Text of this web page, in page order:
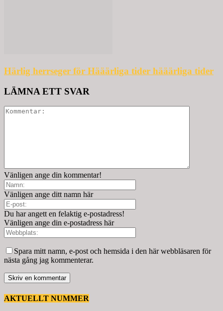
Härlig herrseger för Hääärliga tider hääärliga tider
LÄMNA ETT SVAR
Vänligen ange din kommentar!
Vänligen ange ditt namn här
Du har angett en felaktig e-postadress!
Vänligen ange din e-postadress här
Spara mitt namn, e-post och hemsida i den här webbläsaren för
nästa gång jag kommenterar.
AKTUELLT NUMMER